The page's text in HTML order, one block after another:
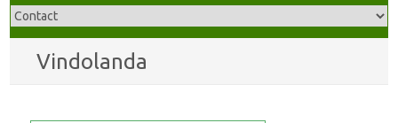
Vindolanda